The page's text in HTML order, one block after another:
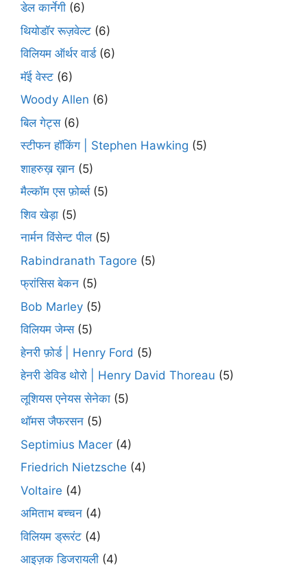
डेल कार्नेगी (6)
थियोडॉर रूज़वेल्ट (6)
विलियम ऑर्थर वार्ड(6)
मॅई वेस्ट (6)
Woody Allen (6)
बिल गेट्स(6)
स्टीफन हॉकिंग | Stephen Hawking (5)
शाहरुख़ ख़ान (5)
मैल्कॉम एस फ़ोर्ब्स(5)
शिव खेड़ा (5)
नार्मन विंसेन्ट पील(5)
Rabindranath Tagore (5)
फ्रांसिस बेकन (5)
Bob Marley (5)
विलियम जेम्स(5)
हेनरी फ़ोर्ड | Henry Ford (5)
हेनरी डेविड थोरो | Henry David Thoreau (5)
लूशियस एनेयस सेनेका (5)
थॉमस जैफरसन (5)
Septimius Macer (4)
Friedrich Nietzsche (4)
Voltaire (4)
अमिताभ बच्चन (4)
विलियम ड्रूरंट (4)
आइज़क डिजरायली (4)